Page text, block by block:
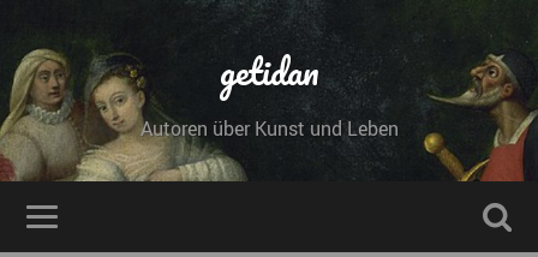
getidan
Autoren über Kunst und Leben